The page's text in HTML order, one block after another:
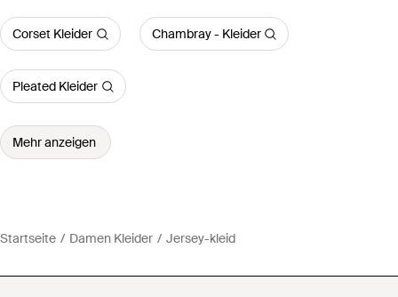
Corset Kleider Chambray - Kleider
Pleated Kleider
Mehr anzeigen
Startseite Damen Kleider Jersey-kleid